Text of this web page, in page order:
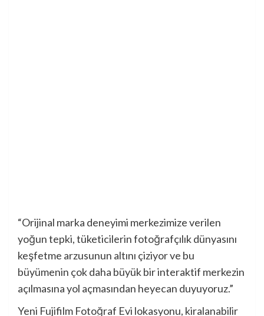
“Orijinal marka deneyimi merkezimize verilen
yoğun tepki, tüketicilerin fotoğrafçılık dünyasını
keşfetme arzusunun altını çiziyor ve bu
büyümenin çok daha büyük bir interaktif merkezin
açılmasına yol açmasından heyecan duyuyoruz.”
Yeni Fujifilm Fotoğraf Evi lokasyonu, kiralanabilir